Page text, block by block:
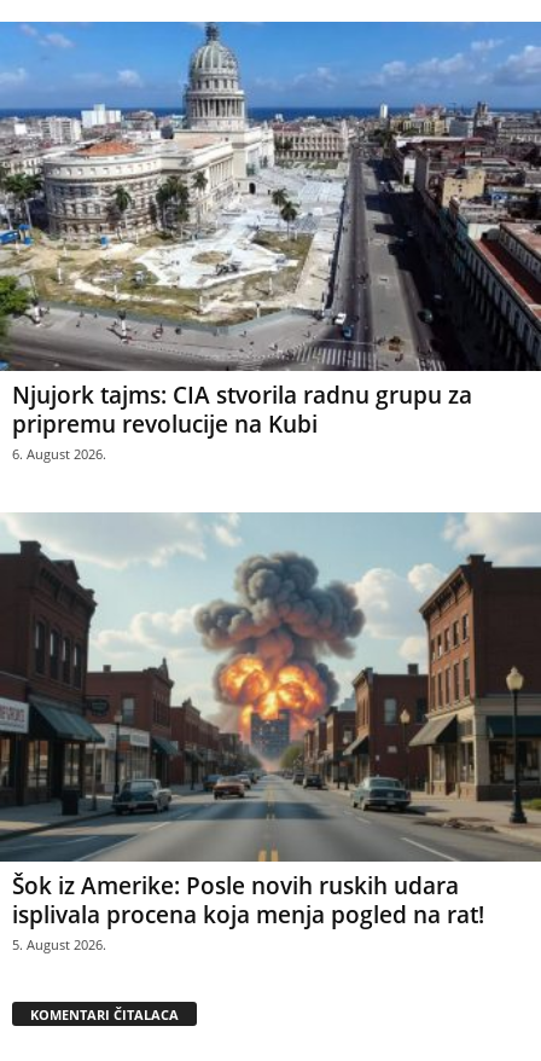
Njujork tajms: CIA stvorila radnu grupu za
pripremu revolucije na Kubi
6. August 2026.
Šok iz Amerike: Posle novih ruskih udara
isplivala procena koja menja pogled na rat!
5. August 2026.
KOMENTARI ČITALACA